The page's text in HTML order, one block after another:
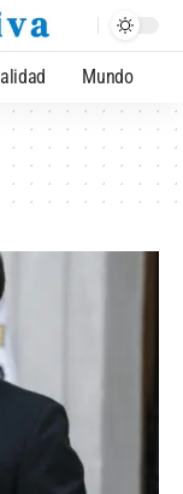
Mundo